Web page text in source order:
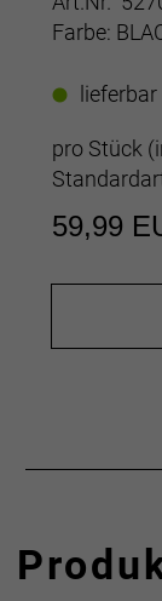
Farbe:
pro Stück
59,99